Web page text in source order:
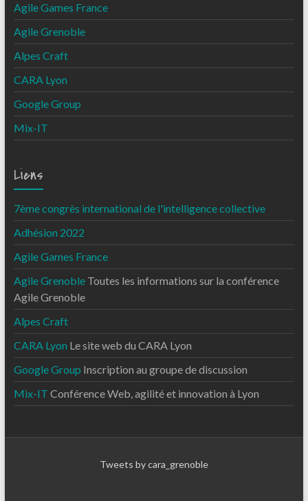
Agile Games France
Agile Grenoble
Alpes Craft
CARA Lyon
Google Group
Mix-IT
Liens
7ème congrès international de l'intelligence collective
Adhésion 2022
Agile Games France
Agile GrenobleToutes les informations sur la conférence
Agile Grenoble
Alpes Craft
CARA Lyon Le site web du CARA Lyon
Google Group Inscription au groupe de discussion
Mix-IT Conférence Web, agilité et innovation à Lyon
Tweets by cara_grenoble